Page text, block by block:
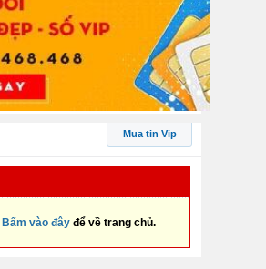
Mua tin Vip
Bấm vào đây để về trang chủ.